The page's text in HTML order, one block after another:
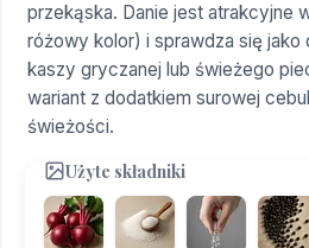
przekąska. Danie jest atrakcyjne
różowy kolor) i sprawdza się jako
kaszy gryczanej lub świeżego
wariant z dodatkiem surowej
świeżości.
Użyte składniki